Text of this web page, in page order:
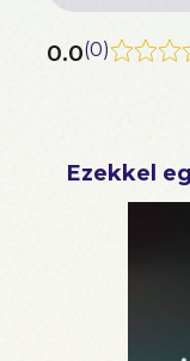
0.0(0)
Ezekkel